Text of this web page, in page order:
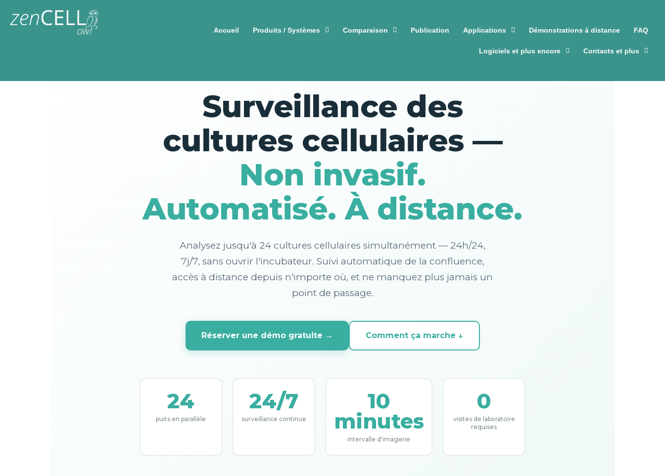
Accueil Produits / Systèmes Comparaison Publication Applications Démonstrations à distance FAQ
Logiciels et plus encore Contacts et plus
Surveillance des
cultures cellulaires —
Non invasif.
Automatisé. À distance.
Analysez jusqu'à 24 cultures cellulaires simultanément — 24h/24,
7j/7, sans ouvrir l'incubateur. Suivi automatique de la confluence,
accès à distance depuis n'importe où, et ne manquez plus jamais un
point de passage.
Réserver une démo gratuite → Comment ça marche ↓
24
puits en parallèle
24/7
surveillance continue
10
minutes
intervalle d'imagerie
0
visites de laboratoire
requises